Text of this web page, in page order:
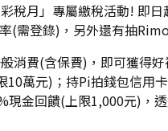
稅月」專屬繳稅活動! 即
需登錄)，另外還有抽
消費(含保費)，即可獲得
萬元)；持Pi拍錢包信用
金回饋(上限1,000元)，